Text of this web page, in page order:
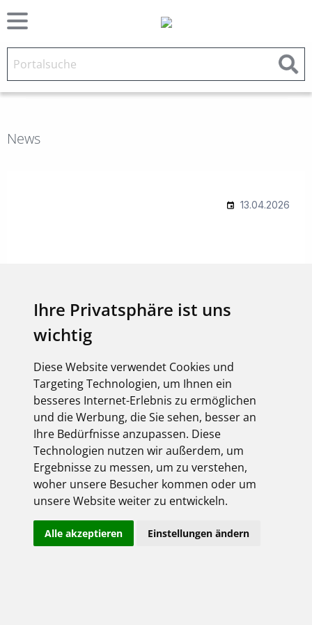
Ihre Privatsphäre ist uns
wichtig
Diese Website verwendet Cookies und
Targeting Technologien, um Ihnen ein
besseres Internet-Erlebnis zu ermöglichen
und die Werbung, die Sie sehen, besser an
Ihre Bedürfnisse anzupassen. Diese
Technologien nutzen wir außerdem, um
Ergebnisse zu messen, um zu verstehen,
woher unsere Besucher kommen oder um
unsere Website weiter zu entwickeln.
Alle akzeptieren Einstellungen ändern
News